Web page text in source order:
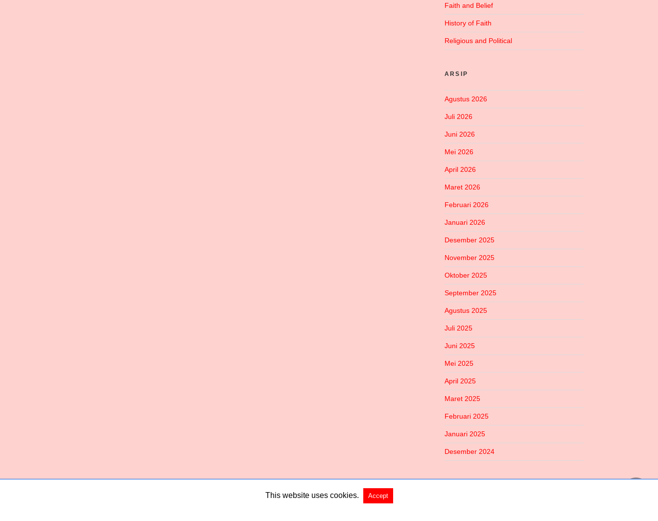
Faith and Belief
History of Faith
Religious and Political
ARSIP
Agustus 2026
Juli 2026
Juni 2026
Mei 2026
April 2026
Maret 2026
Februari 2026
Januari 2026
Desember 2025
November 2025
Oktober 2025
September 2025
Agustus 2025
Juli 2025
Juni 2025
Mei 2025
April 2025
Maret 2025
Februari 2025
Januari 2025
Desember 2024
Copyright @ 2026 Habered All Rights Reserved
This website uses cookies. Accept